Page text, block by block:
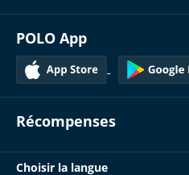
POLO App
Récompenses
Choisir la langue